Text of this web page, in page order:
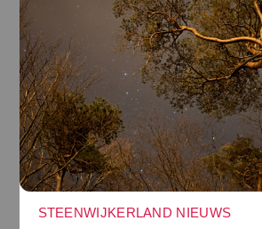
STEENWIJKERLAND NIEUWS